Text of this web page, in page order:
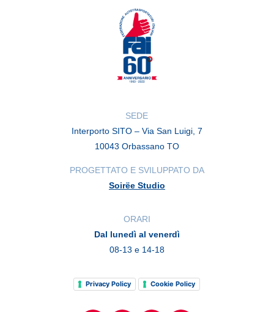
SEDE
Interporto SITO – Via San Luigi, 7
10043 Orbassano TO
PROGETTATO E SVILUPPATO DA
Soirëe Studio
ORARI
Dal lunedì al venerdì
08-13 e 14-18
Privacy Policy Cookie Policy